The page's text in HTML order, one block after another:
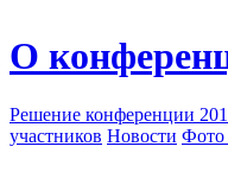
О
Решение конференции
участников Новости Фото